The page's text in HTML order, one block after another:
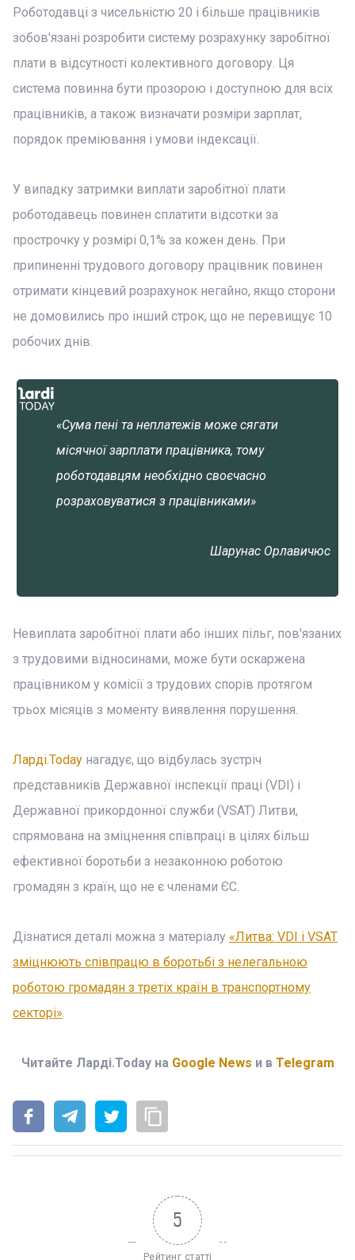
Роботодавці з чисельністю 20 і більше працівників
зобов'язані розробити систему розрахунку заробітної
плати в відсутності колективного договору. Ця
система повинна бути прозорою і доступною для всіх
працівників, а також визначати розміри зарплат,
порядок преміювання і умови індексації.
У випадку затримки виплати заробітної плати
роботодавець повинен сплатити відсотки за
прострочку у розмірі 0,1% за кожен день. При
припиненні трудового договору працівник повинен
отримати кінцевий розрахунок негайно, якщо сторони
не домовились про інший строк, що не перевищує 10
робочих днів.
«Сума пені та неплатежів може сягати
місячної зарплати працівника, тому
роботодавцям необхідно своєчасно
розраховуватися з працівниками»
Шарунас Орлавичюс
Невиплата заробітної плати або інших пільг, пов'язаних
з трудовими відносинами, може бути оскаржена
працівником у комісії з трудових спорів протягом
трьох місяців з моменту виявлення порушення.
Ларді.Today нагадує, що відбулась зустріч
представників Державної інспекції праці (VDI) і
Державної прикордонної служби (VSAT) Литви,
спрямована на зміцнення співпраці в цілях більш
ефективної боротьби з незаконною роботою
громадян з країн, що не є членами ЄС.
Дізнатися деталі можна з матеріалу «Литва: VDI і VSAT
зміцнюють співпрацю в боротьбі з нелегальною
роботою громадян з третіх країн в транспортному
секторі».
Читайте Ларді.Today на Google News и в Telegram
5
Рейтинг статті